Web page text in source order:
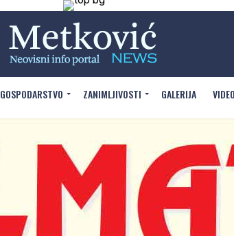
GOSPODARSTVO ZANIMLJIVOSTI GALERIJA VIDEO